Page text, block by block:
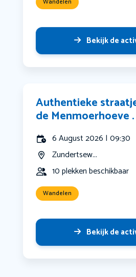
Bekijk de
Authentieke
de Menmoerhoeve .
6 August 2026 | 09:30
Zundertsew...
10 plekken beschikbaar
Wandelen
Bekijk de